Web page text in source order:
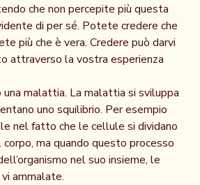
che non percepite più questa
di per sé. Potete credere che
più che è vera. Credere può darvi
attraverso la vostra esperienza
malattia. La malattia si sviluppa
uno squilibrio. Per esempio
nel fatto che le cellule si dividano
ma quando questo processo
nel suo insieme, le
ammalate.